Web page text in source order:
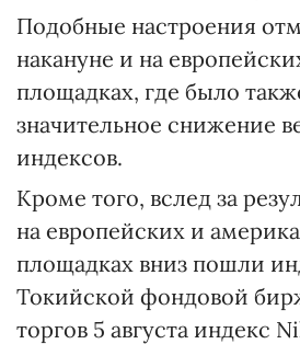
Подобные настроения
накануне и на
площадках, где было
значительное снижение
индексов.
Кроме того, вслед за
на европейских и
площадках вниз пошли
Токийской фондовой
торгов 5 августа индекс